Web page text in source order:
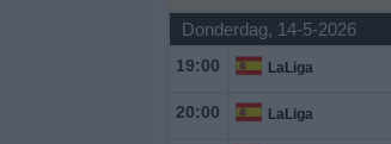
Donderdag, 14-5-2026
19:00 LaLiga
20:00 LaLiga